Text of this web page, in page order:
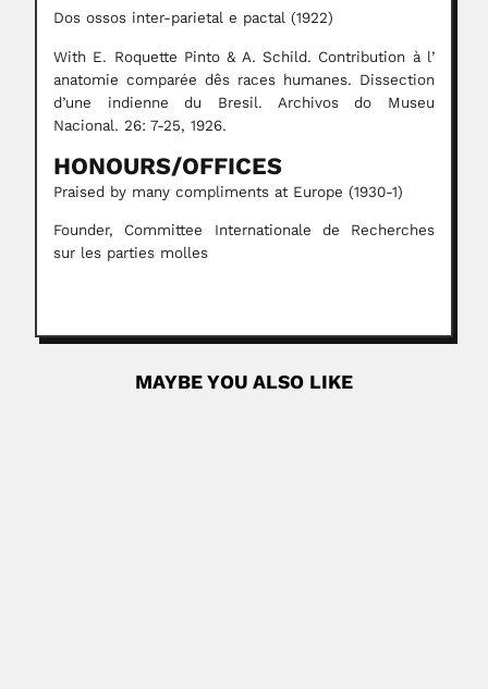
Dos ossos inter-parietal e pactal (1922)
With E. Roquette Pinto & A. Schild. Contribution à l’
anatomie comparée dês races humanes. Dissection
d’une indienne du Bresil. Archivos do Museu
Nacional. 26: 7-25, 1926.
HONOURS/OFFICES
Praised by many compliments at Europe (1930-1)
Founder, Committee Internationale de Recherches
sur les parties molles
MAYBE YOU ALSO LIKE